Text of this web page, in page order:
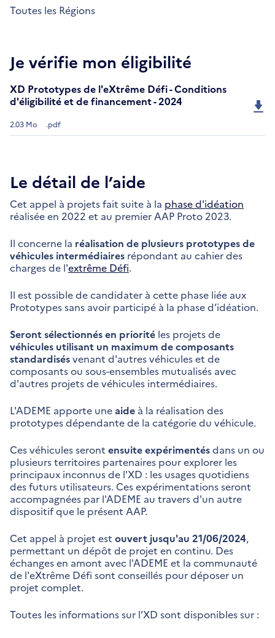
Toutes les Régions
Je vérifie mon éligibilité
XD Prototypes de l'eXtrême Défi - Conditions
d'éligibilité et de financement - 2024
2.03 Mo .pdf
Le détail de l’aide
Cet appel à projets fait suite à la phase d'idéation
réalisée en 2022 et au premier AAP Proto 2023.
Il concerne la réalisation de plusieurs prototypes de
véhicules intermédiaires répondant au cahier des
charges de l'extrême Défi.
Il est possible de candidater à cette phase liée aux
Prototypes sans avoir participé à la phase d’idéation.
Seront sélectionnés en priorité les projets de
véhicules utilisant un maximum de composants
standardisésvenant d'autres véhicules et de
composants ou sous-ensembles mutualisés avec
d'autres projets de véhicules intermédiaires.
L'ADEME apporte uneaide à la réalisation des
prototypes dépendante de la catégorie du véhicule.
Ces véhicules seront ensuite expérimentésdans un ou
plusieurs territoires partenaires pour explorer les
principaux inconnus de l'XD : les usages quotidiens
des futurs utilisateurs. Ces expérimentations seront
accompagnées par l'ADEME au travers d'un autre
dispositif que le présent AAP.
Cet appel à projet est ouvert jusqu'au 21/06/2024,
permettant un dépôt de projet en continu. Des
échanges en amont avec l'ADEME et la communauté
de l'eXtrême Défi sont conseillés pour déposer un
projet complet.
Toutes les informations sur l’XD sont disponibles sur :